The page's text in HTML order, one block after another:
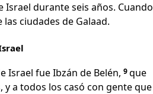
Israel durante seis años. Cuando
ciudades de Galaad.
Israel fue Ibzán de Belén, 9que
a todos los casó con gente que